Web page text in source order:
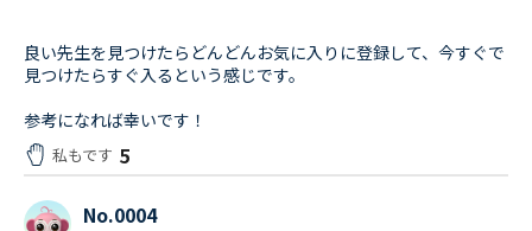
良い先生を見つけたらどんどんお気に入りに登録して、今すぐで
見つけたらすぐ入るという感じです。
参考になれば幸いです！
私もです 5
No.0004